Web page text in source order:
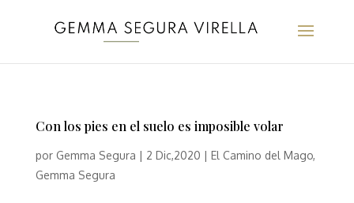
Con los pies en el suelo es imposible volar
por Gemma Segura | 2 Dic,2020 | El Camino del Mago,
Gemma Segura